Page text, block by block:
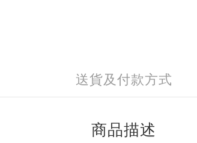
送貨及付款方式
商品描述